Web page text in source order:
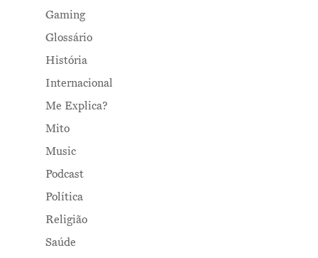
Gaming
Glossário
História
Internacional
Me Explica?
Mito
Music
Podcast
Política
Religião
Saúde